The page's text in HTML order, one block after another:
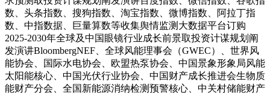
数、头条指数、搜狗指数、淘宝指数、微博指数、阿拉丁指
数、中指数据、巨量算数等收集舆情监测大数据平台订购
2025-2030年全球及中国眼镜行业成长前景取投资计谋规划阐
发演讲BloombergNEF、全球风能理事会（GWEC）、世界风
能协会、国际水电协会、欧盟热泵协会、中国景象形象局风能
太阳能核心、中国光伏行业协会、中国财产成长推进会生物质
能财产分会、全国新能源消纳检测预警核心、中关村储能财产